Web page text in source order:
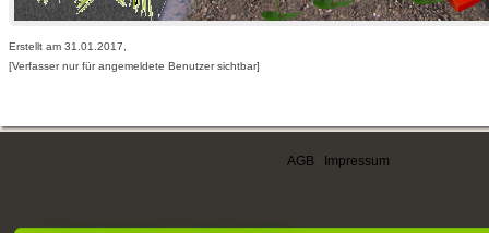
Erstellt am 31.01.2017,
[Verfasser nur für angemeldete Benutzer sichtbar]
AGB Impressum